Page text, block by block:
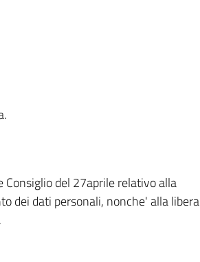
del 27aprile relativo alla
dei dati personali, nonche' alla libera